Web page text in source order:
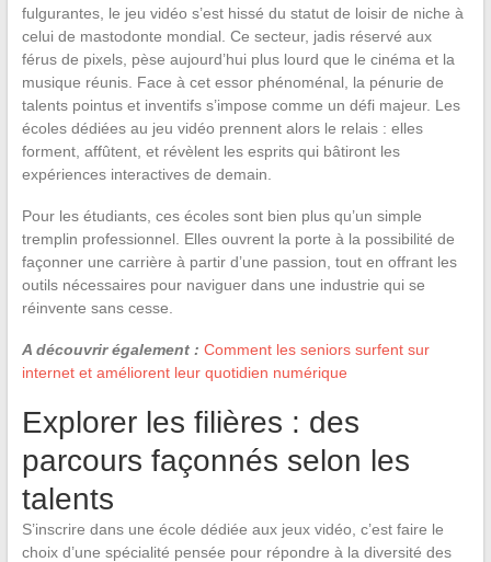
fulgurantes, le jeu vidéo s’est hissé du statut de loisir de niche à
celui de mastodonte mondial. Ce secteur, jadis réservé aux
férus de pixels, pèse aujourd’hui plus lourd que le cinéma et la
musique réunis. Face à cet essor phénoménal, la pénurie de
talents pointus et inventifs s’impose comme un défi majeur. Les
écoles dédiées au jeu vidéo prennent alors le relais : elles
forment, affûtent, et révèlent les esprits qui bâtiront les
expériences interactives de demain.
Pour les étudiants, ces écoles sont bien plus qu’un simple
tremplin professionnel. Elles ouvrent la porte à la possibilité de
façonner une carrière à partir d’une passion, tout en offrant les
outils nécessaires pour naviguer dans une industrie qui se
réinvente sans cesse.
A découvrir également : Comment les seniors surfent sur
internet et améliorent leur quotidien numérique
Explorer les filières : des
parcours façonnés selon les
talents
S’inscrire dans une école dédiée aux jeux vidéo, c’est faire le
choix d’une spécialité pensée pour répondre à la diversité des